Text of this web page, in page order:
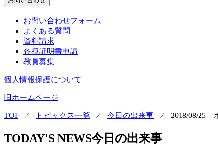
お問い合わせフォーム
よくある質問
資料請求
各種証明書申請
教員募集
個人情報保護について
旧ホームページ
TOP⁄ トピックス一覧 ⁄ 今日の出来事 ⁄ 2018/08/25
TODAY'S NEWS今日の出来事